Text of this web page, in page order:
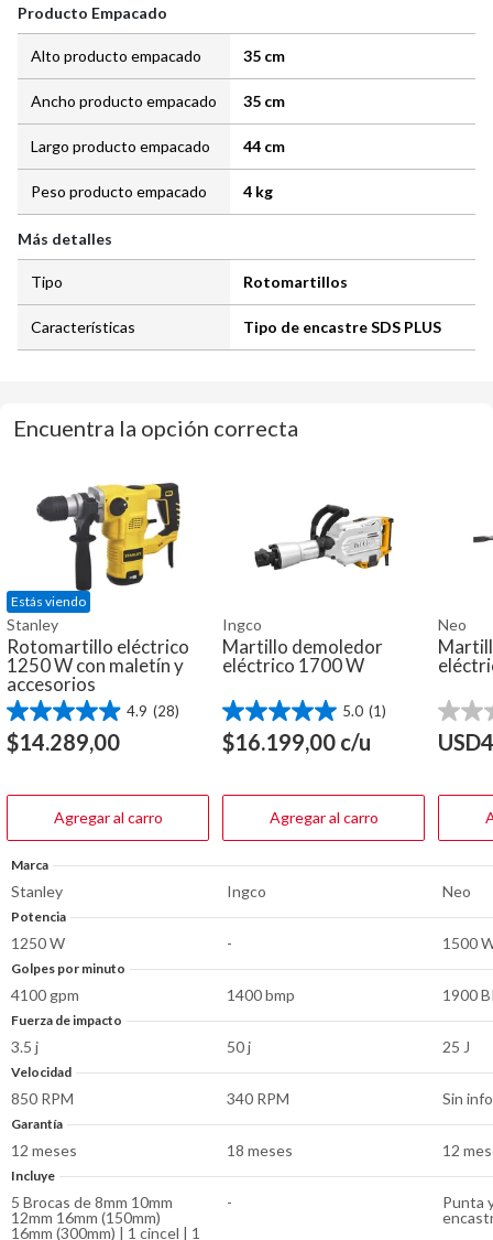
Producto Empacado
Alto producto empacado 35 cm
Ancho producto empacado 35 cm
Largo producto empacado 44 cm
Peso producto empacado 4 kg
Más detalles
Tipo Rotomartillos
Características Tipo de encastre SDS PLUS
Encuentra la opción correcta
Estás viendo
Stanley
Rotomartillo eléctrico
1250 W con maletín y
accesorios
4.9 (28)
4.9
de
5
$14.289,00
Agregar al carro
Ingco
Martillo demoledor
eléctrico 1700 W
5.0 (1)
5.0
de
5
$16.199,00 c/u
Agregar al carro
Neo
0.0
de
5
USD
Marca
Stanley Ingco Neo
Potencia
1250 W - 1500
Golpes por minuto
4100 gpm 1400 bmp 1900
Fuerza de impacto
3.5 j 50 j 25 J
Velocidad
850 RPM 340 RPM Sin
Garantía
12 meses 18 meses 12
Incluye
5 Brocas de 8mm 10mm
12mm 16mm (150mm)
16mm (300mm) | 1 cincel | 1
-
Punta